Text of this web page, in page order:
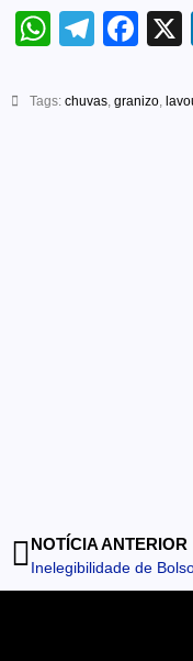
Tags: chuvas, granizo,
NOTÍCIA ANTERIOR
Inelegibilidade de